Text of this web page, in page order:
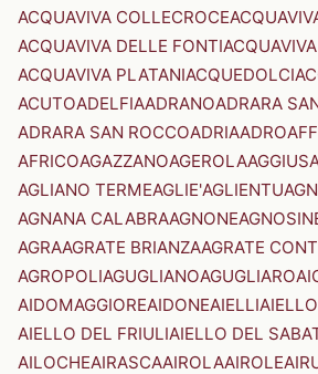
ACQUAVIVA COLLECROCE
ACQUAVIVA DELLE FONTI
ACQUAVIVA PLATANIACQUEDOLCI
ACUTOADELFIAADRANOADRARA
ADRARA SAN ROCCOADRIAADRO
AFRICOAGAZZANOAGEROLAAGGIUS
AGLIANO TERMEAGLIE'AGLIENTU
AGNANA CALABRAAGNONE
AGRAAGRATE BRIANZAAGRATE
AGROPOLIAGUGLIANOAGUGLIARO
AIDOMAGGIOREAIDONEAIELLI
AIELLO DEL FRIULIAIELLO DEL
AILOCHEAIRASCAAIROLAAIROLE